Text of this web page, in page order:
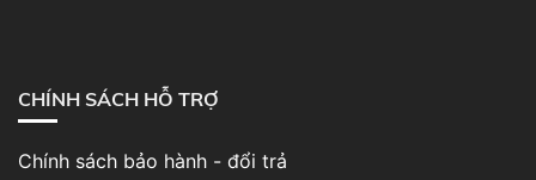
CHÍNH SÁCH HỖ TRỢ
Chính sách bảo hành - đổi trả